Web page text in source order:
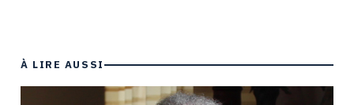
À LIRE AUSSI